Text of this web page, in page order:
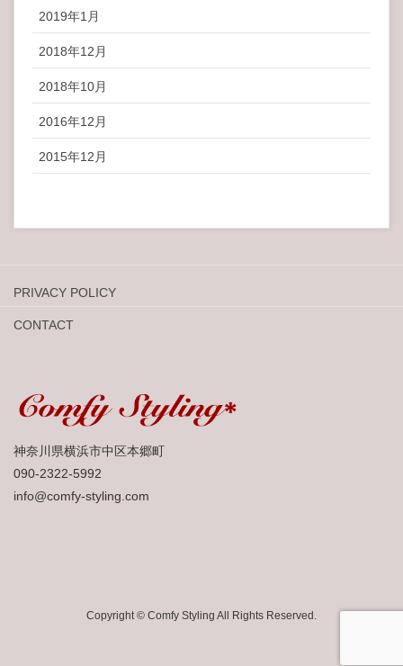
2019年1月
2018年12月
2018年10月
2016年12月
2015年12月
PRIVACY POLICY
CONTACT
神奈川県横浜市中区本郷町
090-2322-5992
info@comfy-styling.com
Copyright © Comfy Styling All Rights Reserved.